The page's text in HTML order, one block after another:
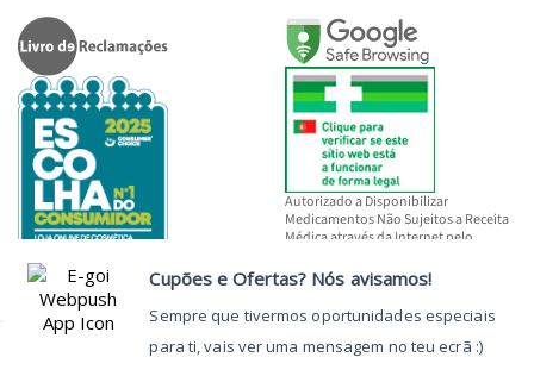
Autorizado a Disponibilizar
Medicamentos Não Sujeitos a Receita
Médica através da Internet pelo